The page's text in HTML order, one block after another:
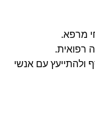
מרפא.
רפואית.
ולהתייעץ עם אנשי